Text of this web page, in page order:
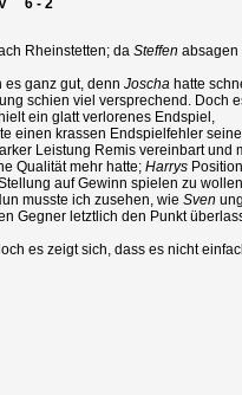
6 - 2
Rheinstetten; da Steffen absagen
ganz gut, denn Joschahatte
schien viel versprechend. Doch
ein glatt verlorenes Endspiel,
einen krassen Endspielfehler
Leistung Remis vereinbart und
Qualität mehr hatte; Harrys
auf Gewinn spielen zu
musste ich zusehen, wie Sven
Gegner letztlich den Punkt
es zeigt sich, dass es nicht